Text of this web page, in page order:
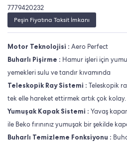
7779420232
Peşin Fiyatına Taksit İmkanı
Motor Teknolojisi : Aero Perfect
Buharlı Pişirme : Hamur işleri için
yemekleri sulu ve tandır kıvamında
Teleskopik Ray Sistemi : Teleskopik
tek elle hareket ettirmek artık çok kolay.
Yumuşak Kapak Sistemi : Yavaş
ile Beko fırınınız yumuşak bir şekilde
Buharlı Temizleme Fonksiyonu :